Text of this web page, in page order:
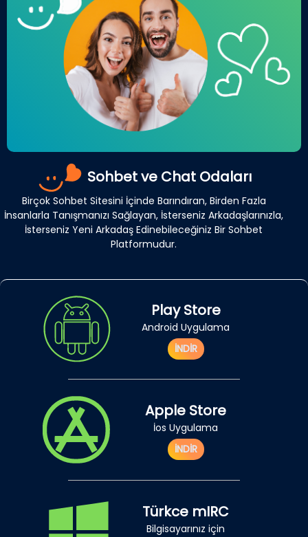
Sohbet ve Chat Odaları
Birçok Sohbet Sitesini İçinde Barındıran, Birden Fazla
İnsanlarla Tanışmanızı Sağlayan, İsterseniz Arkadaşlarınızla,
İsterseniz Yeni Arkadaş Edinebileceğiniz Bir Sohbet
Platformudur.
Play Store
Android Uygulama
İNDİR
Apple Store
İos Uygulama
İNDİR
Türkce mIRC
Bilgisayarınız için